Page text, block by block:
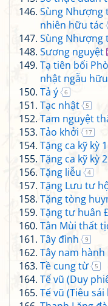
Sùng Nhượng
nhiên hữu tác
Sùng Nhượng
Sương nguyệt
Tạ tiên bối
nhật ngẫu
Tả ý 6
Tạc nhật 5
Tam nguyệt
Tảo khởi 17
Tặng ca kỹ kỳ 1
Tặng ca kỹ kỳ 2
Tặng liễu 4
Tặng Lưu tư
Tặng tòng
Tặng tư huân
Tân Mùi thất
Tây đình 9
Tây nam
Tề cung từ 5
Tế vũ (Duy
Tế vũ (Tiêu